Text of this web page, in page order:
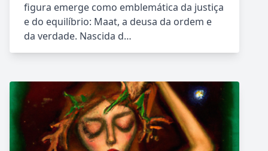
figura emerge como emblemática da justiça
e do equilíbrio: Maat, a deusa da ordem e
da verdade. Nascida d…